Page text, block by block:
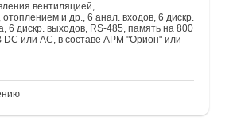
вентиляцией,
и др., 6 анал. входов, 6 дискр.
6 дискр. выходов, RS-485, память на 800
или AC, в составе АРМ "Орион" или